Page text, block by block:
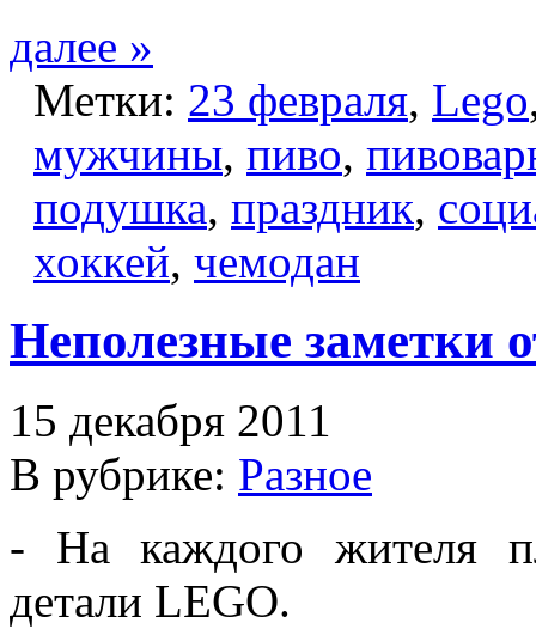
далее »
Метки: 23 февраля, Lego
мужчины, пиво,
подушка, праздник,
хоккей, чемодан
Неполезные заметки
15 декабря 2011
В рубрике: Разное
- На каждого жителя
детали LEGO.